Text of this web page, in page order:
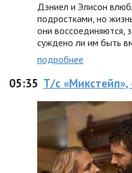
Дэниел и Элисон
подростками, но
они воссоединяются,
суждено ли им быть
подробнее
05:35 Т/с «Микстейп»,